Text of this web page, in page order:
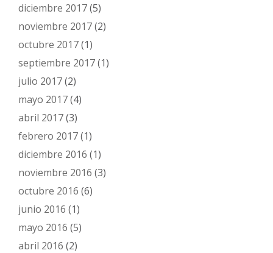
diciembre 2017(5)
noviembre 2017(2)
octubre 2017(1)
septiembre 2017(1)
julio 2017(2)
mayo 2017(4)
abril 2017(3)
febrero 2017(1)
diciembre 2016 (1)
noviembre 2016 (3)
octubre 2016 (6)
junio 2016 (1)
mayo 2016 (5)
abril 2016 (2)